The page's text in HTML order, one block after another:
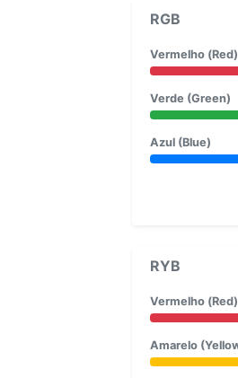
RGB
Vermelho (Red)
Verde (Green)
Azul (Blue)
RYB
Vermelho (Red)
Amarelo